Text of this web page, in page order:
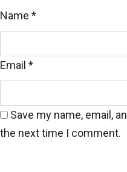
Name *
Email *
Save my name, email,
the next time I comment.